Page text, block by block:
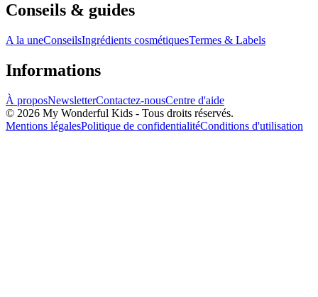
Conseils & guides
A la uneConseilsIngrédients cosmétiquesTermes & Labels
Informations
À proposNewsletterContactez-nousCentre d'aide
© 2026 My Wonderful Kids - Tous droits réservés.
Mentions légalesPolitique de confidentialitéConditions d'utilisation